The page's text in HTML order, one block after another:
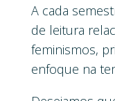
A cada
de leitura
feminismos,
enfoque na